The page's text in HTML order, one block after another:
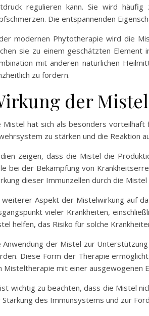
regulieren kann. Sie wird
Die entspannenden
modernen Phytotherapie wird die
sie zu einem geschätzten Element
mit anderen natürlichen
zu fördern.
der
Mistel hat sich als besonders vorteilhaft
zu stärken und die Reaktion
zeigen, dass die Mistel die
bei der Bekämpfung von
dieser Immunzellen durch die
weiterer Aspekt der Mistelwirkung auf
vieler Krankheiten,
helfen, das Risiko für solche
Anwendung der Mistel zur
Diese Form der Therapie
Misteltherapie mit einer ausgewogenen
wichtig zu beachten, dass die Mistel
Stärkung des Immunsystems und zur